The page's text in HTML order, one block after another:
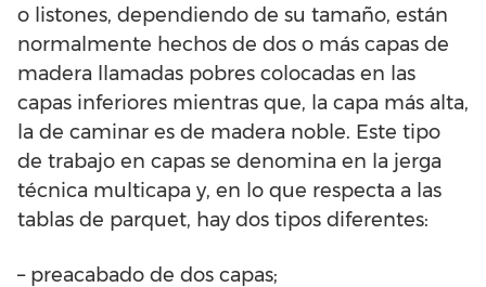
o listones, dependiendo de su tamaño, están
normalmente hechos de dos o más capas de
madera llamadas pobres colocadas en las
capas inferiores mientras que, la capa más alta,
la de caminar es de madera noble. Este tipo
de trabajo en capas se denomina en la jerga
técnica multicapa y, en lo que respecta a las
tablas de parquet, hay dos tipos diferentes:
– preacabado de dos capas;